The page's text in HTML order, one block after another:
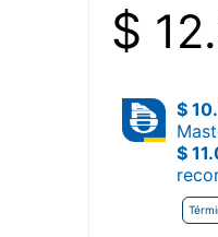
$
$
$